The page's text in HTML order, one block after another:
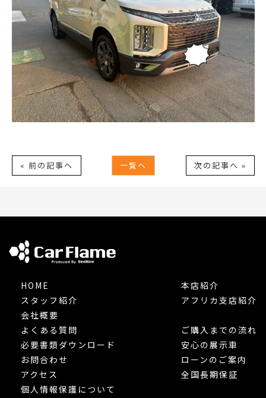
« 前の記事へ 一覧へ 次の記事へ »
HOME
スタッフ紹介
会社概要
本店紹介
アフリカ支店紹介
よくある質問
必要書類ダウンロード
お問合わせ
アクセス
個人情報保護について
ご購入までの流れ
安心の展示車
ローンのご案内
全国長期保証